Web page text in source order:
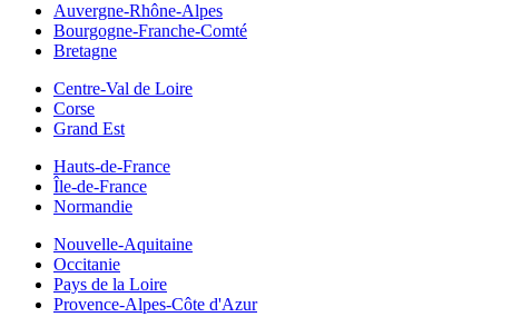
Auvergne-Rhône-Alpes
Bourgogne-Franche-Comté
Bretagne
Centre-Val de Loire
Corse
Grand Est
Hauts-de-France
Île-de-France
Normandie
Nouvelle-Aquitaine
Occitanie
Pays de la Loire
Provence-Alpes-Côte d'Azur